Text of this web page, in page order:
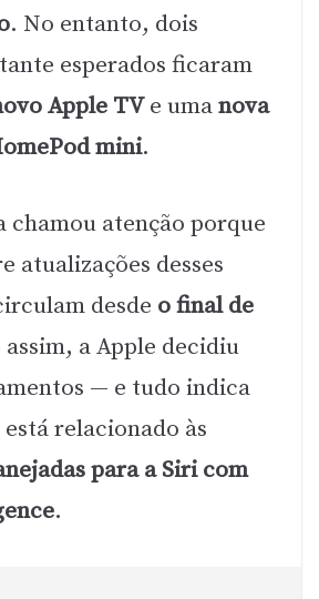
. No entanto, dois
esperados ficaram
Apple TVe umanova
mini.
chamou atenção porque
atualizações desses
desde o final de
a Apple decidiu
— e tudo indica
relacionado às
para a Siri com
.